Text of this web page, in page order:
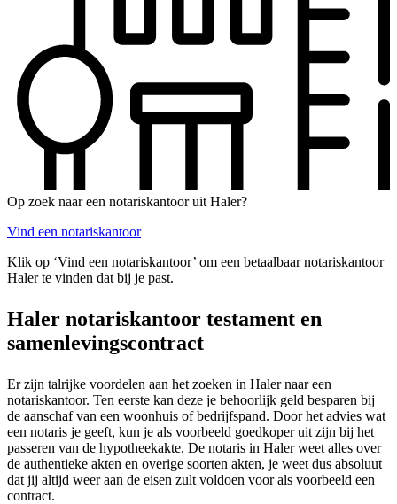
Op zoek naar een notariskantoor uit Haler?
Vind een notariskantoor
Klik op ‘Vind een notariskantoor’ om een betaalbaar notariskantoor
Haler te vinden dat bij je past.
Haler notariskantoor testament en
samenlevingscontract
Er zijn talrijke voordelen aan het zoeken in Haler naar een
notariskantoor. Ten eerste kan deze je behoorlijk geld besparen bij
de aanschaf van een woonhuis of bedrijfspand. Door het advies wat
een notaris je geeft, kun je als voorbeeld goedkoper uit zijn bij het
passeren van de hypotheekakte. De notaris in Haler weet alles over
de authentieke akten en overige soorten akten, je weet dus absoluut
dat jij altijd weer aan de eisen zult voldoen voor als voorbeeld een
contract.